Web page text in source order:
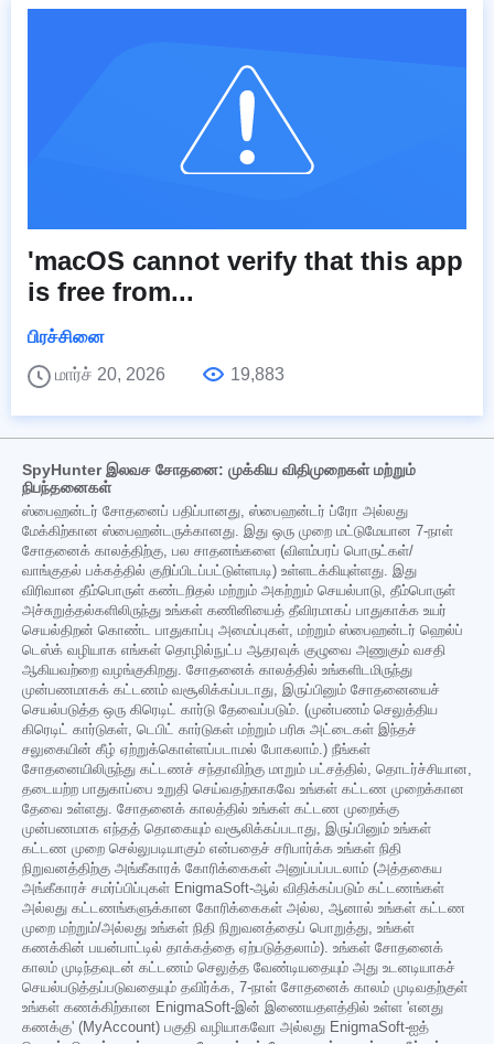
'macOS cannot verify that this app
is free from...
பிரச்சினை
மார்ச் 20, 2026
19,883
SpyHunter இலவச சோதனை: முக்கிய விதிமுறைகள் மற்றும்
நிபந்தனைகள்
ஸ்பைஹன்டர் சோதனைப் பதிப்பானது, ஸ்பைஹன்டர் ப்ரோ அல்லது
மேக்கிற்கான ஸ்பைஹன்டருக்கானது. இது ஒரு முறை மட்டுமேயான 7-நாள்
சோதனைக் காலத்திற்கு, பல சாதனங்களை (விளம்பரப் பொருட்கள்/
வாங்குதல் பக்கத்தில் குறிப்பிடப்பட்டுள்ளபடி) உள்ளடக்கியுள்ளது. இது
விரிவான தீம்பொருள் கண்டறிதல் மற்றும் அகற்றும் செயல்பாடு, தீம்பொருள்
அச்சுறுத்தல்களிலிருந்து உங்கள் கணினியைத் தீவிரமாகப் பாதுகாக்க உயர்
செயல்திறன் கொண்ட பாதுகாப்பு அமைப்புகள், மற்றும் ஸ்பைஹன்டர் ஹெல்ப்
டெஸ்க் வழியாக எங்கள் தொழில்நுட்ப ஆதரவுக் குழுவை அணுகும் வசதி
ஆகியவற்றை வழங்குகிறது. சோதனைக் காலத்தில் உங்களிடமிருந்து
முன்பணமாகக் கட்டணம் வசூலிக்கப்படாது, இருப்பினும் சோதனையைச்
செயல்படுத்த ஒரு கிரெடிட் கார்டு தேவைப்படும். (முன்பணம் செலுத்திய
கிரெடிட் கார்டுகள், டெபிட் கார்டுகள் மற்றும் பரிசு அட்டைகள் இந்தச்
சலுகையின் கீழ் ஏற்றுக்கொள்ளப்படாமல் போகலாம்.) நீங்கள்
சோதனையிலிருந்து கட்டணச் சந்தாவிற்கு மாறும் பட்சத்தில், தொடர்ச்சியான,
தடையற்ற பாதுகாப்பை உறுதி செய்வதற்காகவே உங்கள் கட்டண முறைக்கான
தேவை உள்ளது. சோதனைக் காலத்தில் உங்கள் கட்டண முறைக்கு
முன்பணமாக எந்தத் தொகையும் வசூலிக்கப்படாது, இருப்பினும் உங்கள்
கட்டண முறை செல்லுபடியாகும் என்பதைச் சரிபார்க்க உங்கள் நிதி
நிறுவனத்திற்கு அங்கீகாரக் கோரிக்கைகள் அனுப்பப்படலாம் (அத்தகைய
அங்கீகாரச் சமர்ப்பிப்புகள் EnigmaSoft-ஆல் விதிக்கப்படும் கட்டணங்கள்
அல்லது கட்டணங்களுக்கான கோரிக்கைகள் அல்ல, ஆனால் உங்கள் கட்டண
முறை மற்றும்/அல்லது உங்கள் நிதி நிறுவனத்தைப் பொறுத்து, உங்கள்
கணக்கின் பயன்பாட்டில் தாக்கத்தை ஏற்படுத்தலாம்). உங்கள் சோதனைக்
காலம் முடிந்தவுடன் கட்டணம் செலுத்த வேண்டியதையும் அது உடனடியாகச்
செயல்படுத்தப்படுவதையும் தவிர்க்க, 7-நாள் சோதனைக் காலம் முடிவதற்குள்
உங்கள் கணக்கிற்கான EnigmaSoft-இன் இணையதளத்தில் உள்ள 'எனது
கணக்கு' (MyAccount) பகுதி வழியாகவோ அல்லது EnigmaSoft-ஐத்